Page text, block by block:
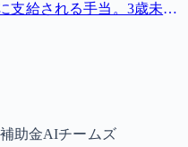
支給される手当。3歳未満
10,000円。
助金AIチームズ